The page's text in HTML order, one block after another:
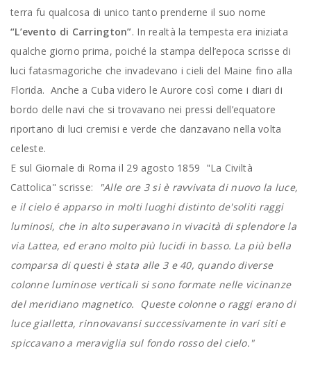
terra fu qualcosa di unico tanto prenderne il suo nome
“L’evento di Carrington”. In realtà la tempesta era iniziata
qualche giorno prima, poiché la stampa dell’epoca scrisse di
luci fatasmagoriche che invadevano i cieli del Maine fino alla
Florida. Anche a Cuba videro le Aurore così come i diari di
bordo delle navi che si trovavano nei pressi dell’equatore
riportano di luci cremisi e verde che danzavano nella volta
celeste.
E sul Giornale di Roma il 29 agosto 1859 "La Civiltà
Cattolica" scrisse:
"Alle ore 3 si è ravvivata di nuovo la luce,
e il cielo é apparso in molti luoghi distinto de'soliti raggi
luminosi, che in alto superavano in vivacità di splendore la
via Lattea, ed erano molto più lucidi in basso. La più bella
comparsa di questi è stata alle 3 e 40, quando diverse
colonne luminose verticali si sono formate nelle vicinanze
del meridiano magnetico. Queste colonne o raggi erano di
luce gialletta, rinnovavansi successivamente in vari siti e
spiccavano a meraviglia sul fondo rosso del cielo."